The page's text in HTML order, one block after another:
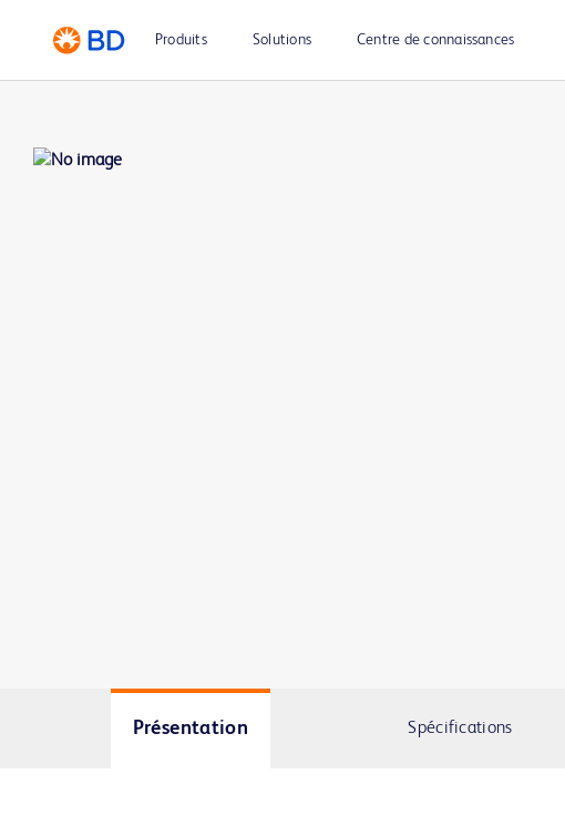
Produits Solutions Centre de connaissances
Présentation Spécifications